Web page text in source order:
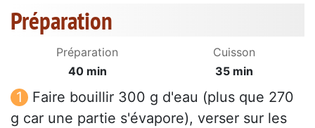
Préparation
Préparation
40 min
Cuisson
35 min
Faire bouillir 300 g d'eau (plus que 270
g car une partie s'évapore), verser sur les